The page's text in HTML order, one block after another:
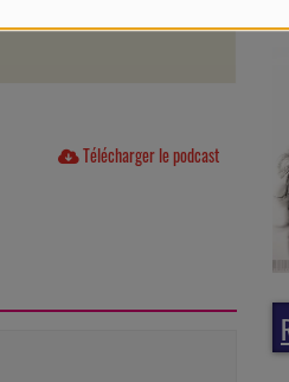
Télécharger le podcast